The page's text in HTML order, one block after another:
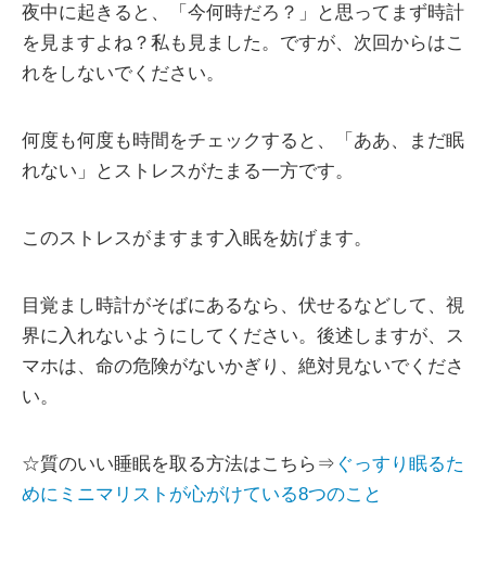
夜中に起きると、「今何時だろ？」と思ってまず時計
を見ますよね？私も見ました。ですが、次回からはこ
れをしないでください。
何度も何度も時間をチェックすると、「ああ、まだ眠
れない」とストレスがたまる一方です。
このストレスがますます入眠を妨げます。
目覚まし時計がそばにあるなら、伏せるなどして、視
界に入れないようにしてください。後述しますが、ス
マホは、命の危険がないかぎり、絶対見ないでくださ
い。
☆質のいい睡眠を取る方法はこちら⇒ ぐっすり眠るた
めにミニマリストが心がけている8つのこと